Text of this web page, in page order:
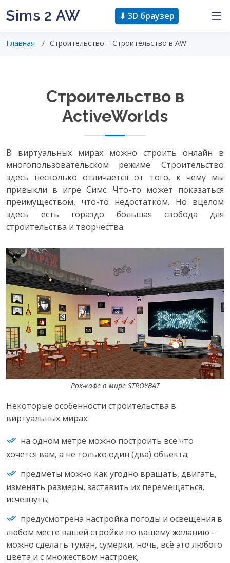
Sims 2 AW ⬇ 3D браузер
Главная Строительство – Строительство в AW
Строительство в
ActiveWorlds
В виртуальных мирах можно строить онлайн в
многопользовательском режиме. Строительство
здесь несколько отличается от того, к чему мы
привыкли в игре Симс. Что-то может показаться
преимуществом, что-то недостатком. Но вцелом
здесь есть гораздо большая свобода для
строительства и творчества.
Рок-кафе в мире STROYBAT
Некоторые особенности строительства в
виртуальных мирах:
на одном метре можно построить всё что
хочется вам, а не только один (два) объекта;
предметы можно как угодно вращать, двигать,
изменять размеры, заставить их перемещаться,
исчезнуть;
предусмотрена настройка погоды и освещения в
любом месте вашей стройки по вашему желанию -
можно сделать туман, сумерки, ночь, всё это любого
цвета и с множеством настроек;